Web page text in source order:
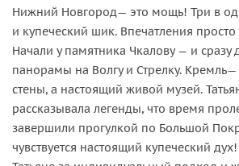
Нижний Новгород— это мощь! Три в
и купеческий шик. Впечатления просто
Начали у памятника Чкалову — и сразу
панорамы на Волгу и Стрелку. Кремль—
стены, а настоящий живой музей.
рассказывала легенды, что время
завершили прогулкой по Большой
чувствуется настоящий купеческий